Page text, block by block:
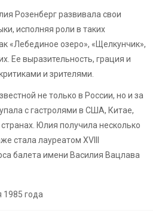
Розенберг развивала свои
исполняя роли в таких
«Лебединое озеро», «Щелкунчик»,
Ее выразительность, грация и
и зрителями.
не только в России, но и за
с гастролями в США, Китае,
Юлия получила несколько
стала лауреатом XVIII
балета имени Василия Вацлава
1985 года